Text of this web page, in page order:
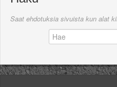
Saat ehdotuksia sivuista kun alat